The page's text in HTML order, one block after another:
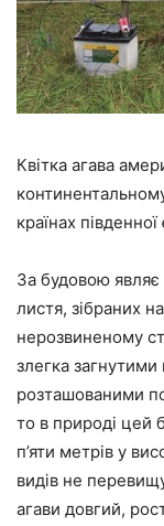
Квітка агава
країнах
За будовою являє
листя, зібраних
нерозвиненому
злегка
розташованими
то в природі цей
п’яти метрів у
видів не
агави довгий,